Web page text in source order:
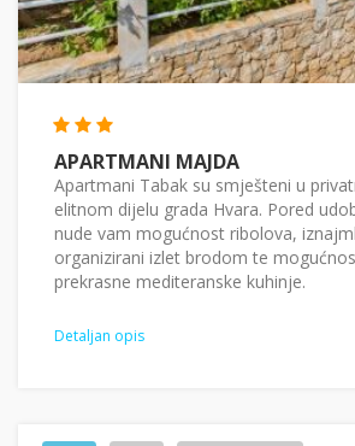
APARTMANI MAJDA
Apartmani Tabak su smješteni u
elitnom dijelu grada Hvara. Pored
nude vam mogućnost ribolova,
organizirani izlet brodom te
prekrasne mediteranske kuhinje.
Detaljan opis